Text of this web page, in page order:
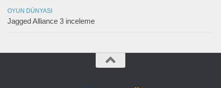
OYUN DÜNYASI
Jagged Alliance 3 inceleme